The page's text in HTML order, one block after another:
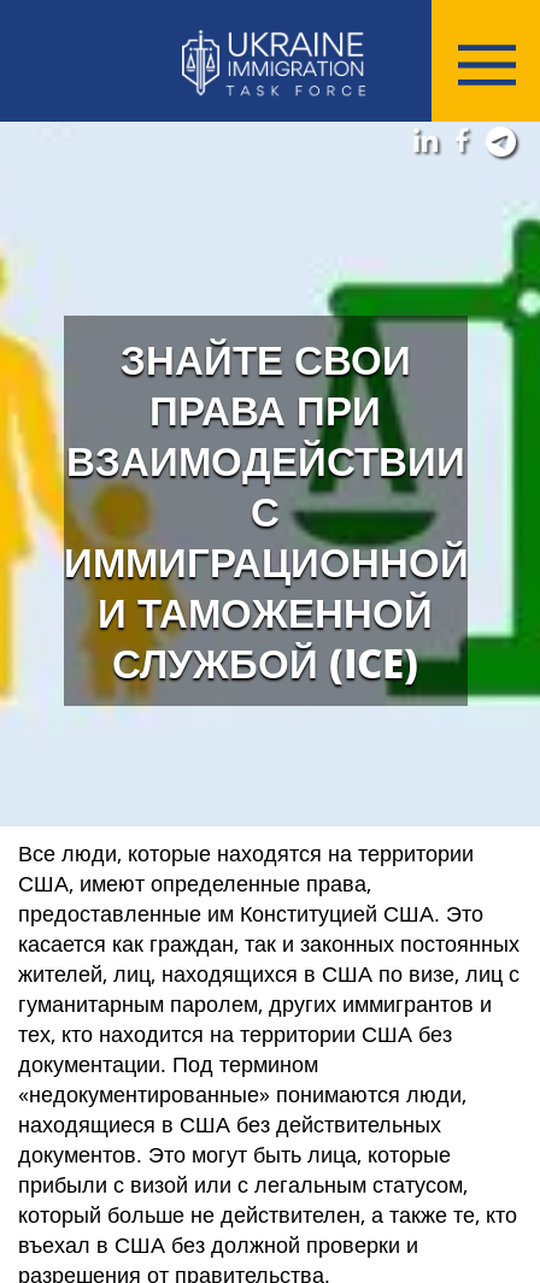
ЗНАЙТЕ СВОИ
ПРАВА ПРИ
ВЗАИМОДЕЙСТВИИ
С
ИММИГРАЦИОННОЙ
И ТАМОЖЕННОЙ
СЛУЖБОЙ (ICE)
Все люди, которые находятся на территории
США, имеют определенные права,
предоставленные им Конституцией США. Это
касается как граждан, так и законных постоянных
жителей, лиц, находящихся в США по визе, лиц с
гуманитарным паролем, других иммигрантов и
тех, кто находится на территории США без
документации. Под термином
«недокументированные» понимаются люди,
находящиеся в США без действительных
документов. Это могут быть лица, которые
прибыли с визой или с легальным статусом,
который больше не действителен, а также те, кто
въехал в США без должной проверки и
разрешения от правительства.